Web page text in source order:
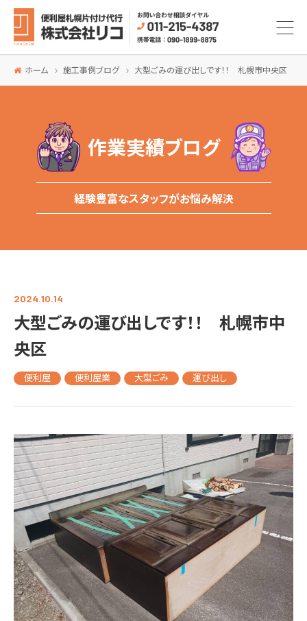
ホーム 施工事例ブログ 大型ごみの運び出しです！！ 札幌市中央区
作業実績ブログ
経験豊富なスタッフがお悩み解決
2024.10.14
大型ごみの運び出しです！！ 札幌市中
央区
便利屋 便利屋業 大型ごみ 運び出し